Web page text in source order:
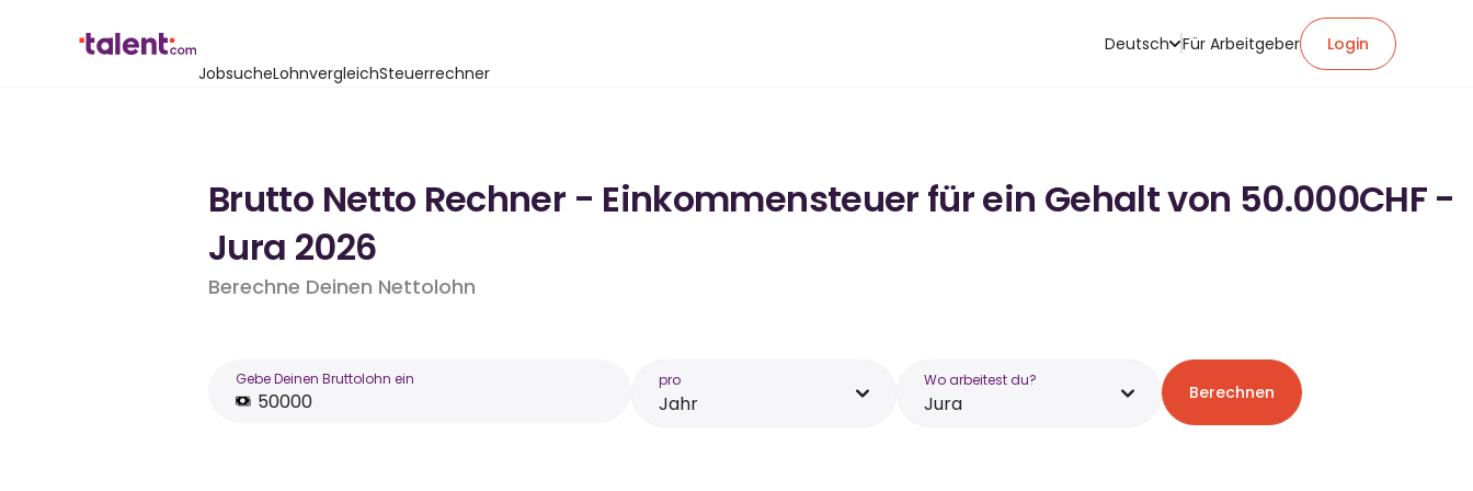
JobsucheLohnvergleichSteuerrechner
Deutsch Für Arbeitgeber Login
Brutto Netto Rechner - Einkommensteuer für ein Gehalt von 50.000CHF -
Jura 2026
Berechne Deinen Nettolohn
Gebe Deinen Bruttolohn ein pro
Jahr
Wo arbeitest du?
Jura Berechnen